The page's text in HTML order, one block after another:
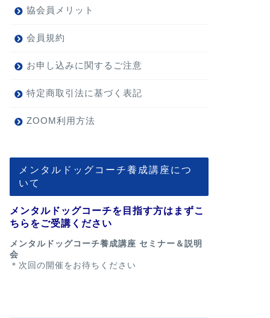
協会員メリット
会員規約
お申し込みに関するご注意
特定商取引法に基づく表記
ZOOM利用方法
メンタルドッグコーチ養成講座につ
いて
メンタルドッグコーチを目指す方はまずこ
ちらをご受講ください
メンタルドッグコーチ養成講座 セミナー＆説明
会
＊次回の開催をお待ちください